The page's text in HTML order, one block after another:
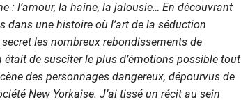
: l’amour, la haine, la jalousie… En découvrant
dans une histoire où l’art de la séduction
les nombreux rebondissements de
de susciter le plus d’émotions possible tout
des personnages dangereux, dépourvus de
New Yorkaise. J’ai tissé un récit au sein